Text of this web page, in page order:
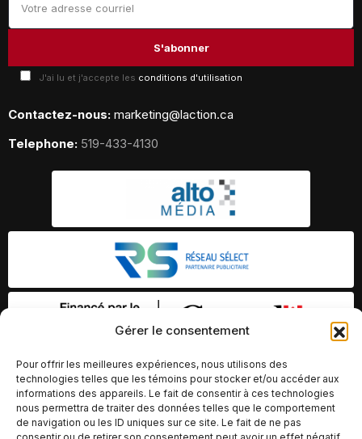
Gérer le consentement
Pour offrir les meilleures expériences, nous utilisons des
technologies telles que les témoins pour stocker et/ou accéder aux
informations des appareils. Le fait de consentir à ces technologies
nous permettra de traiter des données telles que le comportement
de navigation ou les ID uniques sur ce site. Le fait de ne pas
J'ai lu et j'accepte les conditions d'utilisation
Contactez-nous: marketing@laction.ca
Telephone: 519-433-4130